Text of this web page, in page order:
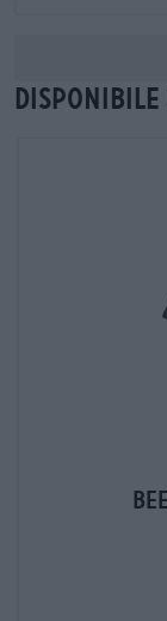
Disponibile